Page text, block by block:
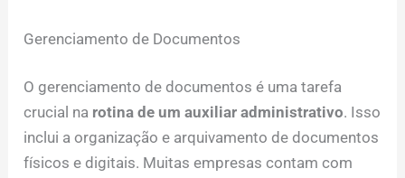
Gerenciamento de Documentos
O gerenciamento de documentos é uma tarefa
crucial na rotina de um auxiliar administrativo. Isso
inclui a organização e arquivamento de documentos
físicos e digitais. Muitas empresas contam com